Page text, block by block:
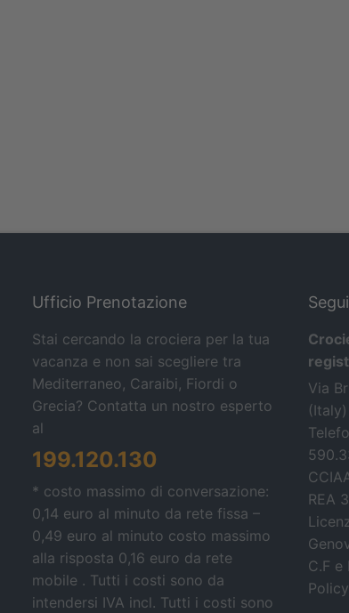
Ufficio Prenotazione
Stai cercando la crociera per la tua
vacanza e non sai scegliere tra
Mediterraneo, Caraibi, Fiordi o
Grecia? Contatta un nostro esperto
al
199.120.130
* costo massimo di conversazione:
0,14 euro al minuto da rete fissa –
0,49 euro al minuto costo massimo
alla risposta 0,16 euro da rete
mobile . Tutti i costi sono da
intendersi IVA incl. Tutti i costi sono
Via
(Italy)
REA
C.F e